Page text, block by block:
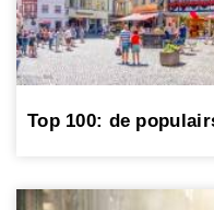
Top 100: de